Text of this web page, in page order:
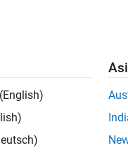
Effectuez une
(English)